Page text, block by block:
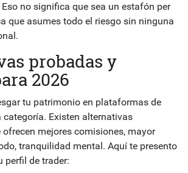
no significa que sea un estafón per
que asumes todo el riesgo sin ninguna
probadas y
2026
tu patrimonio en plataformas de
categoría. Existen alternativas
mejores comisiones, mayor
tranquilidad mental. Aquí te presento
perfil de trader: